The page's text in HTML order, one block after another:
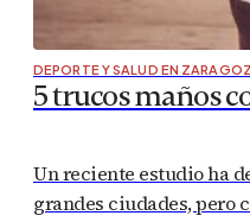
DEPORTE Y SALUD EN
5 trucos maños
Un reciente estudio ha
grandes ciudades, pero